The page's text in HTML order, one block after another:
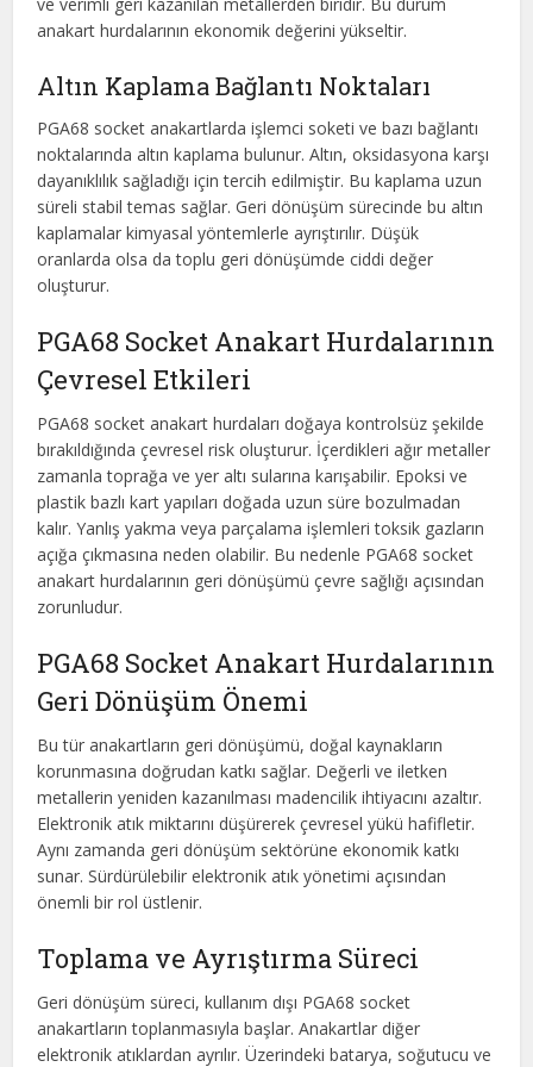
ve verimli geri kazanılan metallerden biridir. Bu durum
anakart hurdalarının ekonomik değerini yükseltir.
Altın Kaplama Bağlantı Noktaları
PGA68 socket anakartlarda işlemci soketi ve bazı bağlantı
noktalarında altın kaplama bulunur. Altın, oksidasyona karşı
dayanıklılık sağladığı için tercih edilmiştir. Bu kaplama uzun
süreli stabil temas sağlar. Geri dönüşüm sürecinde bu altın
kaplamalar kimyasal yöntemlerle ayrıştırılır. Düşük
oranlarda olsa da toplu geri dönüşümde ciddi değer
oluşturur.
PGA68 Socket Anakart Hurdalarının
Çevresel Etkileri
PGA68 socket anakart hurdaları doğaya kontrolsüz şekilde
bırakıldığında çevresel risk oluşturur. İçerdikleri ağır metaller
zamanla toprağa ve yer altı sularına karışabilir. Epoksi ve
plastik bazlı kart yapıları doğada uzun süre bozulmadan
kalır. Yanlış yakma veya parçalama işlemleri toksik gazların
açığa çıkmasına neden olabilir. Bu nedenle PGA68 socket
anakart hurdalarının geri dönüşümü çevre sağlığı açısından
zorunludur.
PGA68 Socket Anakart Hurdalarının
Geri Dönüşüm Önemi
Bu tür anakartların geri dönüşümü, doğal kaynakların
korunmasına doğrudan katkı sağlar. Değerli ve iletken
metallerin yeniden kazanılması madencilik ihtiyacını azaltır.
Elektronik atık miktarını düşürerek çevresel yükü hafifletir.
Aynı zamanda geri dönüşüm sektörüne ekonomik katkı
sunar. Sürdürülebilir elektronik atık yönetimi açısından
önemli bir rol üstlenir.
Toplama ve Ayrıştırma Süreci
Geri dönüşüm süreci, kullanım dışı PGA68 socket
anakartların toplanmasıyla başlar. Anakartlar diğer
elektronik atıklardan ayrılır. Üzerindeki batarya, soğutucu ve